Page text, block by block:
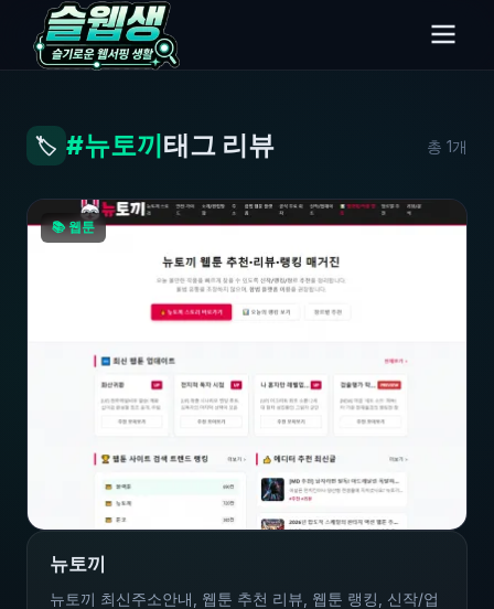
🏷️ #뉴토끼 태그 리뷰 총 1개
📚 웹툰
뉴토끼
뉴토끼 최신주소안내, 웹툰 추천 리뷰, 웹툰 랭킹, 신작/업